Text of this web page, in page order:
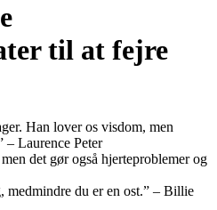
til at fejre
Han lover os visdom, men
– Laurence Peter
det gør også hjerteproblemer og
medmindre du er en ost.” – Billie